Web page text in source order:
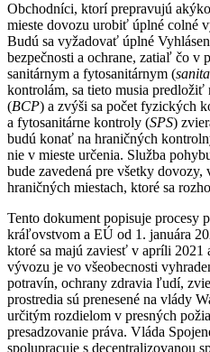
Obchodníci, ktorí prepravujú
mieste dovozu urobiť úplné colné
Budú sa vyžadovať úplné
bezpečnosti a ochrane, zatiaľ čo v
sanitárnym a fytosanitárnym (
kontrolám, sa tieto musia
(BCP) a zvýši sa počet fyzických
a fytosanitárne kontroly (SPS)
budú konať na hraničných
nie v mieste určenia. Služba
bude zavedená pre všetky
hraničných miestach, ktoré sa
Tento dokument popisuje procesy
kráľovstvom a EÚ od 1. januára
ktoré sa majú zaviesť v apríli
vývozu je vo všeobecnosti
potravín, ochrany zdravia ľudí,
prostredia sú prenesené na vlády
určitým rozdielom v presných
presadzovanie práva. Vláda
spolupracuje s decentralizovanou